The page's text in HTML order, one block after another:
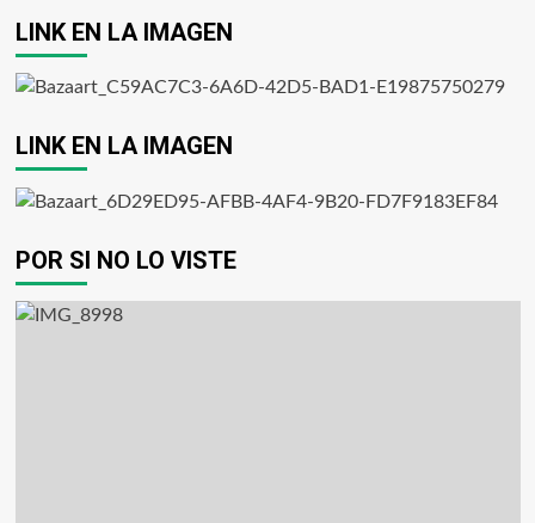
LINK EN LA IMAGEN
LINK EN LA IMAGEN
POR SI NO LO VISTE